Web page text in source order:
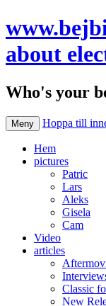
about
Who's your
Meny Hoppa till
Hem
pictures
Patric
Lars
Aleks
Gisela
Cam
Video
articles
Classic
New